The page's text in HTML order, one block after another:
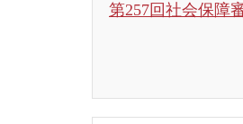
第257回社会保障